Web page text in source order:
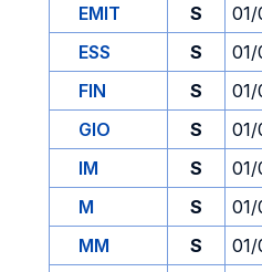
EMIT S
ESS
S
FIN
S
GIO
S
IM
S
M
S
MM
S